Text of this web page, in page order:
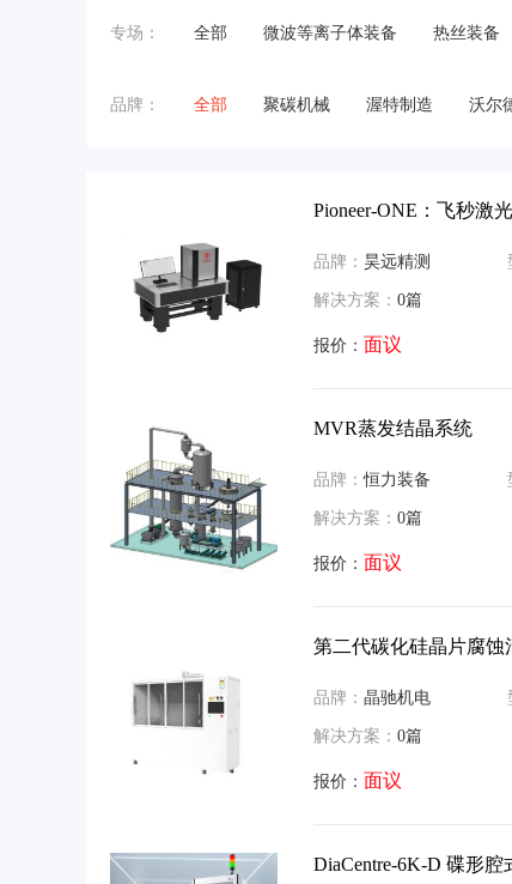
专场： 全部 微波等离子体装备 热丝装备
品牌： 全部 聚碳机械 渥特制造 沃尔
Pioneer-ONE：飞秒激
品牌： 昊远精测
解决方案： 0篇
报价： 面议
MVR蒸发结晶系统
品牌：恒力装备
解决方案： 0篇
报价： 面议
第二代碳化硅晶片腐蚀
品牌： 晶驰机电
解决方案： 0篇
报价： 面议
DiaCentre-6K-D 碟形